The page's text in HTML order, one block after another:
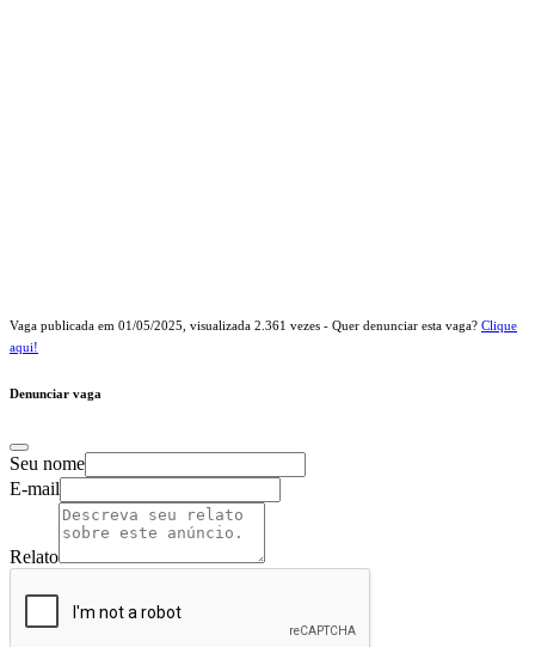
Vaga publicada em 01/05/2025 , visualizada 2.361 vezes - Quer denunciar esta vaga? Clique
aqui!
Denunciar vaga
Seu nome
E-mail
Relato